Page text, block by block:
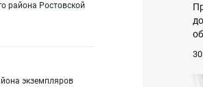
района Ростовской
экземпляров